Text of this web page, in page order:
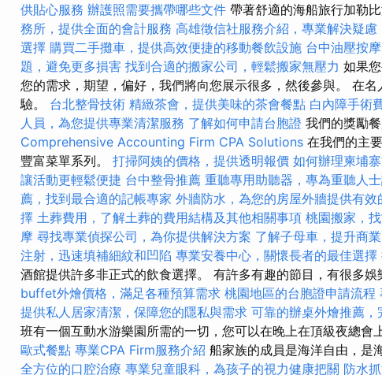
供貼心服務 辦護照需要攜帶哪些文件 帶著舒適的海船旅行加勒
務所，提供全面的會計服務 高雄徵信社服務介紹，專業解決疑慮
選擇 購買二手攤車，提供高效便捷的移動餐飲設施 台中油壓按摩
題，避免更多損害 找到合適的搬家公司，輕鬆搬家無壓力 如果
您的需求，期望，偏好，我們將向您展示很多，然後參與。 在
驗。 台北整骨技術 精緻茶會，提供美味的茶會餐點 白內障手術
人員，為您提供專業清潔服務 了解如何申請台胞證 我們的獎勵
Comprehensive Accounting Firm CPA Solutions 在我們的主
豐富菜單系列。 打掃阿姨的價格，提供透明報價 如何辦理柬埔
讓活動更輕鬆便捷 台中整骨推薦 重聽專用助聽器，專為重聽人
薦，找到最合適的記帳專家 外牆防水，為您的房屋外牆提供有效
擇 土葬費用，了解土葬的費用結構及其他相關事項 桃園搬家，
摩 尋找專業偵探公司，為你提供解決方案 了解子母車，提升商
注射，迅速填補細紋和凹陷 專業安養中心，關懷長者的最佳選擇
酒館提供許多非正式的飲食選擇。 有許多有趣的節目，有很多娛
buffet外燴價格，滿足各種預算需求 桃園地區的台胞證申請流程
提供私人居家清潔，保障您的隱私與需求 可靠的辦桌外燴推薦，
班有一個互動水游樂園所需的一切，您可以在晚上在頂級夜總會
歐式餐點 專業CPA Firm服務介紹 船家族的成員是海洋自由，是
全方位的口腔治療 專業兒童眼科，為孩子的視力健康把關 防水